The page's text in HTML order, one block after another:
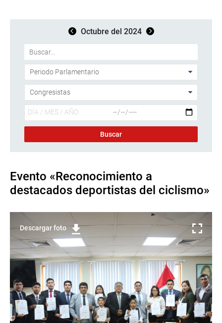
Octubre del 2024
Evento «Reconocimiento a
destacados deportistas del ciclismo»
Descargar foto